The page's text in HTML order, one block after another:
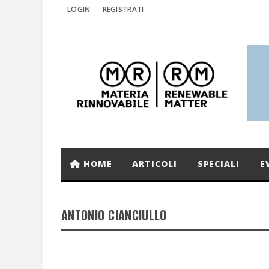
LOGIN REGISTRATI
HOME ARTICOLI SPECIALI
ANTONIO CIANCIULLO